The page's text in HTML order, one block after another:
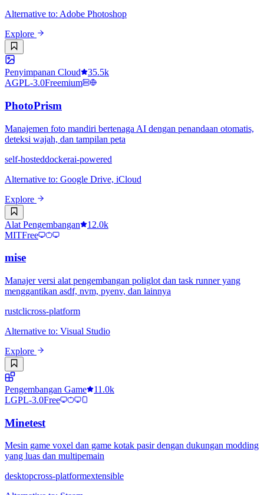
Alternative to: Adobe Photoshop
Explore
Penyimpanan Cloud
35.5k
AGPL-3.0Freemium
PhotoPrism
Manajemen foto mandiri bertenaga AI dengan penandaan otomatis,
deteksi wajah, dan tampilan peta
self-hosteddockerai-powered
Alternative to: Google Drive, iCloud
Explore
Alat Pengembangan
12.0k
MITFree
mise
Manajer versi alat pengembangan poliglot dan task runner yang
menggantikan asdf, nvm, pyenv, dan lainnya
rustclicross-platform
Alternative to: Visual Studio
Explore
Pengembangan Game
11.0k
LGPL-3.0Free
Minetest
Mesin game voxel dan game kotak pasir dengan dukungan modding
yang luas dan multipemain
desktopcross-platformextensible